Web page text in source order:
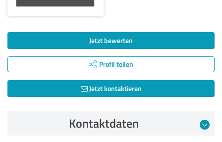
Jetzt bewerten
Profil teilen
Jetzt kontaktieren
Kontaktdaten